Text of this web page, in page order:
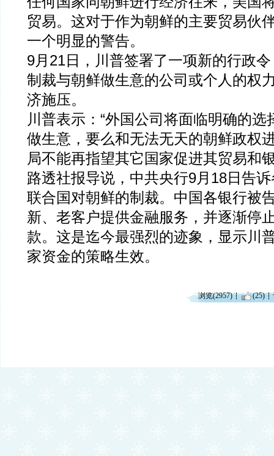
贸易。这对于作为朝鲜的主要贸易伙
一个明显的警告。
9月21日，川普签署了一项新的行政
制裁与朝鲜做生意的公司或个人的权
济施压。
川普表示：“外国公司将面临明确的
做生意，要么和无法无天的朝鲜政权
局不能再指望其它国家促进其贸易和
路透社报导说，中共央行9月18日告
联合国对朝鲜的制裁。中国各银行被
新、老客户提供金融服务，并逐渐停
款。这是迄今最强烈的迹象，显示川
家资金的策略生效。
浏览(2957) (25)